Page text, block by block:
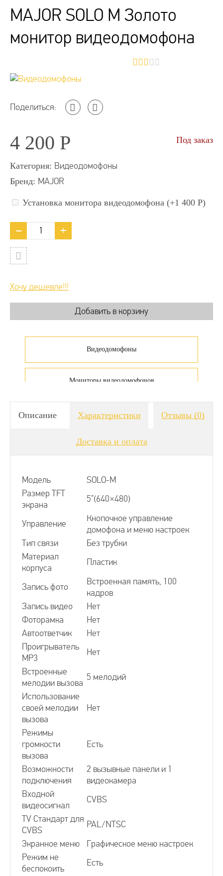
MAJOR SOLO M Золото
монитор видеодомофона
Поделиться:
4 200 Р
Категория: Видеодомофоны
Бренд: MAJOR
Под заказ
Установка монитора видеодомофона (+1 400 Р)
Хочу дешевле!!!
Видеодомофоны
Мониторы видеодомофонов
Видеодомофоны недорогие
Видеодомофоны для дачи
Аналоговые видеодомофоны
Видеодомофоны для квартиры
Видеодомофоны для офиса
Видеодомофоны без трубки
Видеодомофоны с памятью
Видеодомофоны с подключением к подъездному
Цифровой видеодомофон
Координатные видеодомофоны
Описание Характеристики Отзывы(0)
Доставка и оплата
Модель
SOLO-М
Размер TFT
экрана
5”(640×480)
Управление
Кнопочное управление
домофона и меню настроек
Тип связи
Без трубки
Материал
корпуса
Пластик
Запись фото
Встроенная память, 100
кадров
Запись видео
Нет
Фоторамка
Нет
Автоответчик
Нет
Проигрыватель
MP3
Нет
Встроенные
мелодии вызова
5 мелодий
Использование
своей мелодии
вызова
Нет
Режимы
громкости
вызова
Есть
Возможности
подключения
2 вызывные панели и 1
видеокамера
Входной
видеосигнал
CVBS
TV Стандарт для
CVBS
PAL/NTSC
Экранное меню
Графическое меню настроек
Режим не
беспокоить
Есть